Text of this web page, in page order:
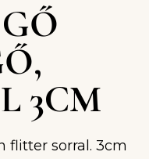
3CM
flitter sorral. 3cm